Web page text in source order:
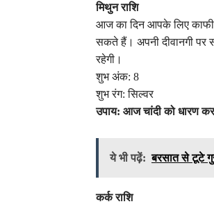
मिथुन राशि
आज का दिन आपके लिए काफी
सकते हैं। अपनी दीवानगी पर
रहेगी।
शुभ अंक: 8
शुभ रंग: सिल्वर
उपाय: आज चांदी को धारण
ये भी पढ़ें: बरसात से टूटे
कर्क राशि